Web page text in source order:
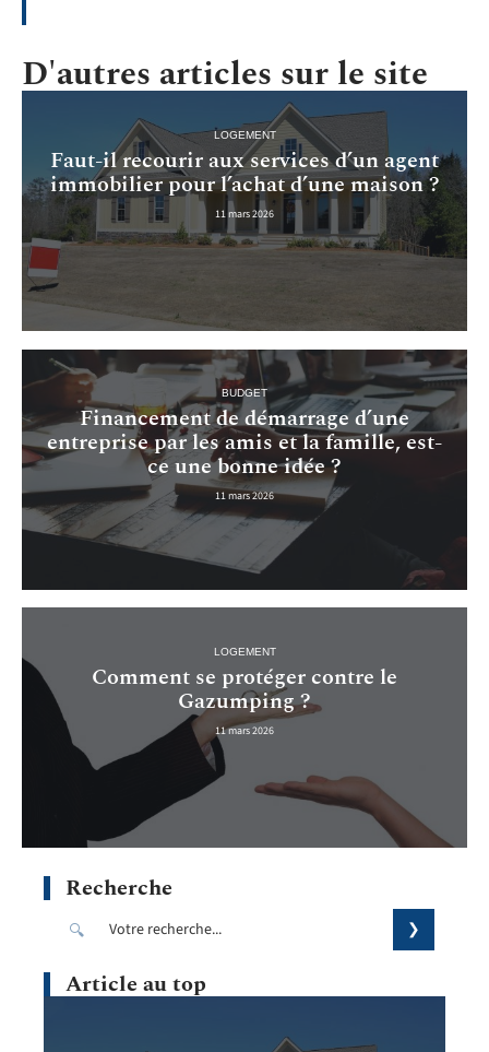
D'autres articles sur le site
LOGEMENT
Faut-il recourir aux services d’un agent
immobilier pour l’achat d’une maison ?
11 mars 2026
BUDGET
Financement de démarrage d’une
entreprise par les amis et la famille, est-
ce une bonne idée ?
11 mars 2026
LOGEMENT
Comment se protéger contre le
Gazumping ?
11 mars 2026
Recherche
Article au top